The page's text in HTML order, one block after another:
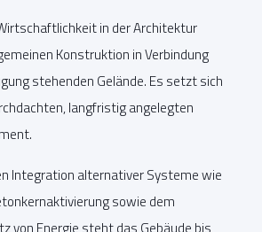
in der Architektur
Konstruktion in Verbindung
stehenden Gelände. Es setzt sich
langfristig angelegten
Integration alternativer Systeme wie
sowie dem
von Energie steht das Gebäude bis